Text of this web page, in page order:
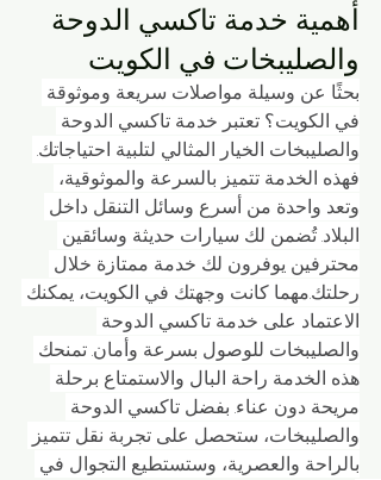
أهمية خدمة تاكسي الدوحة
والصليبخات في الكويت
بحثًا عن وسيلة مواصلات سريعة وموثوقة
في الكويت؟ تعتبر خدمة تاكسي الدوحة
والصليبخات الخيار المثالي لتلبية احتياجاتك.
فهذه الخدمة تتميز بالسرعة والموثوقية،
وتعد واحدة من أسرع وسائل التنقل داخل
البلاد. تُضمن لك سيارات حديثة وسائقين
محترفين يوفرون لك خدمة ممتازة خلال
رحلتك.مهما كانت وجهتك في الكويت، يمكنك
الاعتماد على خدمة تاكسي الدوحة
والصليبخات للوصول بسرعة وأمان. تمنحك
هذه الخدمة راحة البال والاستمتاع برحلة
مريحة دون عناء. بفضل تاكسي الدوحة
والصليبخات، ستحصل على تجربة نقل تتميز
بالراحة والعصرية، وستستطيع التجوال في